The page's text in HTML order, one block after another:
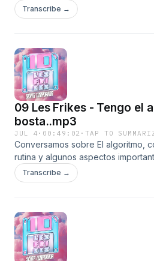
¿Contános cuál es la manera más
tu trabajo que se te haya ocurrido?!
Transcribe →
09 Les Frikes - Tengo el
bosta..mp3
JUL 4 · 00:49:02 ·TAP TO
Conversamos sobre El algoritmo,
rutina y algunos aspectos
forma de consumir contenido para
Transcribe →